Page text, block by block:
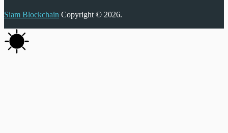
Siam Blockchain Copyright © 2026.